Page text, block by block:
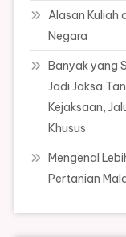
Alasan Kuliah
Negara
Banyak yang
Jadi Jaksa
Kejaksaan,
Khusus
Mengenal
Pertanian